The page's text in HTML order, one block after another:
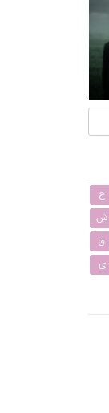
ح
ش
ق
ی